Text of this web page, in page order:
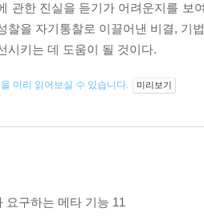
관한 진실을 듣기가 어려운지를 보
찰을 자기통찰로 이끌어낸 비결, 기
시키는 데 도움이 될 것이다.
미리 읽어보실 수 있습니다. 미리보기
요구하는 메타 기능 11